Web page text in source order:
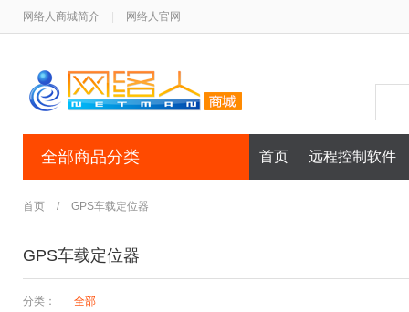
网络人商城简介 网络人官网
全部商品分类 首页 远程控制软件
首页 / GPS车载定位器
GPS车载定位器
分类： 全部